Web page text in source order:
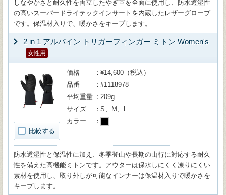
しなやかさと耐久性を両立したやぎ革を全面に使用し、防水透湿性
の高いスーパードライテックインサートを内蔵したレザーグローブ
です。保温材入りで、暖かさをキープします。
2 in 1 アルパイン トリガーフィンガー ミトン Women's
女性用
比較する
価格
¥14,600（税込）
品番
#1118978
平均重量
209g
サイズ
S、M、L
カラー
防水透湿性と保温性に加え、冬季登山や長期の山行に対応する耐久
性を備えた高機能ミトンです。アウターは保水しにくく凍りにくい
素材を使用し、取り外しが可能なインナーは保温材入りで暖かさを
キープします。